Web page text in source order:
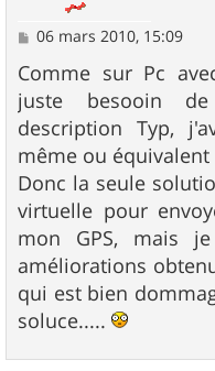
M
s
s
a
g
e
06 mars 2010, 15:09
Comme sur Pc
juste besooin
description Typ,
même ou équivalent
Donc la seule
virtuelle pour
mon GPS, mais
améliorations
qui est bien
soluce.....